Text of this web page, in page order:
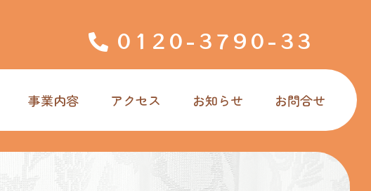
0120-3790-33
事業内容 アクセス お知らせ お問合せ